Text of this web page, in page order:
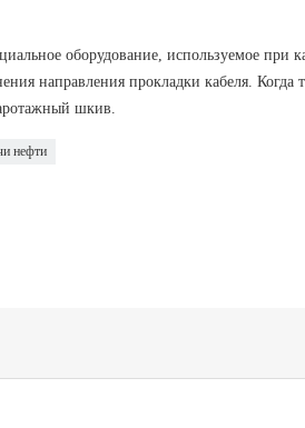
оборудование, используемое при
направления прокладки кабеля. Когда
шкив.
нефти